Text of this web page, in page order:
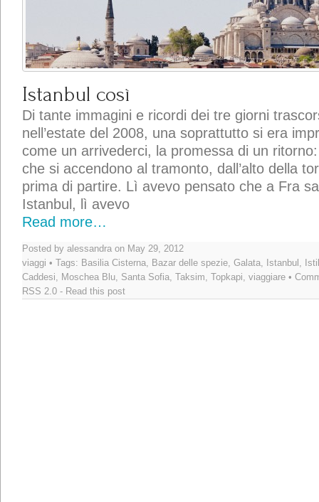
Istanbul così
Di tante immagini e ricordi dei tre giorni
nell’estate del 2008, una soprattutto si era
come un arrivederci, la promessa di un
che si accendono al tramonto, dall’alto della
prima di partire. Lì avevo pensato che a Fra
Istanbul, lì avevo
Read more…
Posted by alessandra on May 29, 2012
viaggi • Tags: Basilia Cisterna, Bazar delle spezie, Galata, Istanbul ,
Caddesi, Moschea Blu, Santa Sofia, Taksim, Topkapi, viaggiare •
RSS 2.0 - Read this post